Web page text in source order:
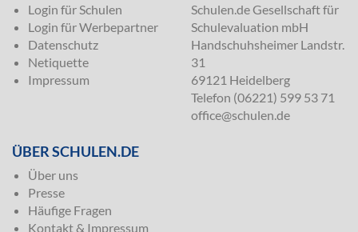
Login für Schulen
Login für Werbepartner
Datenschutz
Netiquette
Impressum
Schulen.de Gesellschaft für
Schulevaluation mbH
Handschuhsheimer Landstr.
31
69121 Heidelberg
Telefon (06221) 599 53 71
office@schulen.de
ÜBER SCHULEN.DE
Über uns
Presse
Häufige Fragen
Kontakt & Impressum